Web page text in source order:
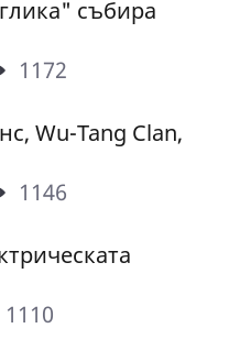
събира
1172
Wu-Tang Clan,
1146
1110